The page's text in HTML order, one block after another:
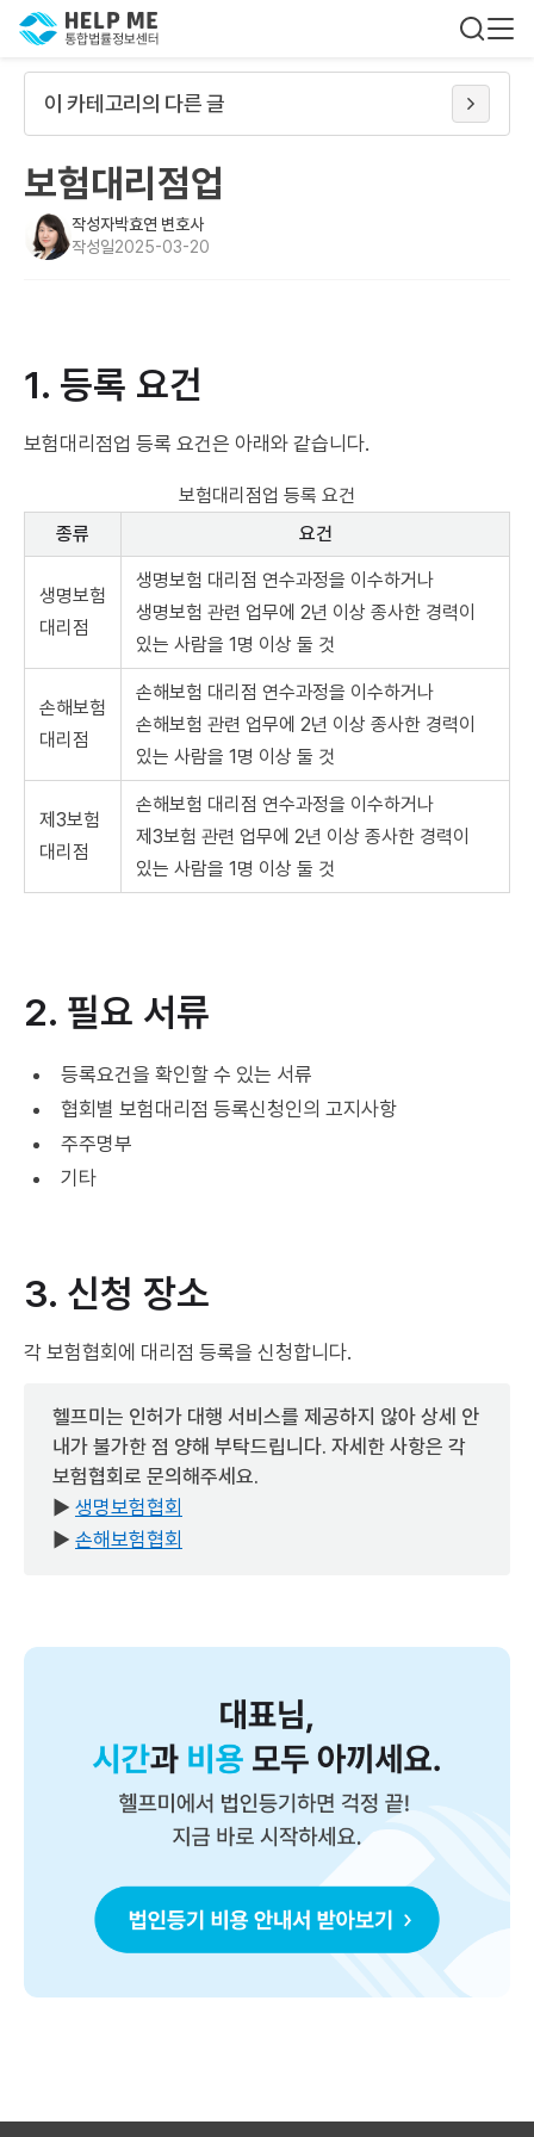
이 카테고리의 다른 글
보험대리점업
작성자박효연 변호사
작성일2025-03-20
1. 등록 요건
보험대리점업 등록 요건은 아래와 같습니다.
보험대리점업 등록 요건
종류
요건
생명보험
대리점
생명보험 대리점 연수과정을 이수하거나
생명보험 관련 업무에 2년 이상 종사한 경력이
있는 사람을 1명 이상 둘 것
손해보험
대리점
손해보험 대리점 연수과정을 이수하거나
손해보험 관련 업무에 2년 이상 종사한 경력이
있는 사람을 1명 이상 둘 것
제3보험
대리점
손해보험 대리점 연수과정을 이수하거나
제3보험 관련 업무에 2년 이상 종사한 경력이
있는 사람을 1명 이상 둘 것
2. 필요 서류
등록요건을 확인할 수 있는 서류
협회별 보험대리점 등록신청인의 고지사항
주주명부
기타
3. 신청 장소
각 보험협회에 대리점 등록을 신청합니다.
헬프미는 인허가 대행 서비스를 제공하지 않아 상세 안
내가 불가한 점 양해 부탁드립니다. 자세한 사항은 각
보험협회로 문의해주세요.
▶ 생명보험협회
▶ 손해보험협회